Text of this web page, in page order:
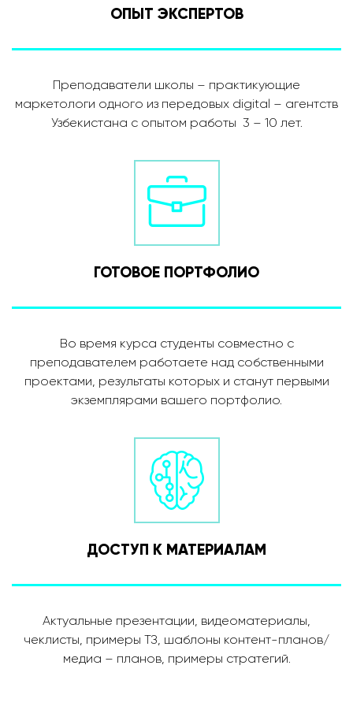
ОПЫТ ЭКСПЕРТОВ
Преподаватели школы – практикующие
маркетологи одного из передовых digital – агентств
Узбекистана с опытом работы 3 – 10 лет.
ГОТОВОЕ ПОРТФОЛИО
Во время курса студенты совместно с
преподавателем работаете над собственными
проектами, результаты которых и станут первыми
экземплярами вашего портфолио.
ДОСТУП К МАТЕРИАЛАМ
Актуальные презентации, видеоматериалы,
чеклисты, примеры ТЗ, шаблоны контент-планов/
медиа – планов, примеры стратегий.